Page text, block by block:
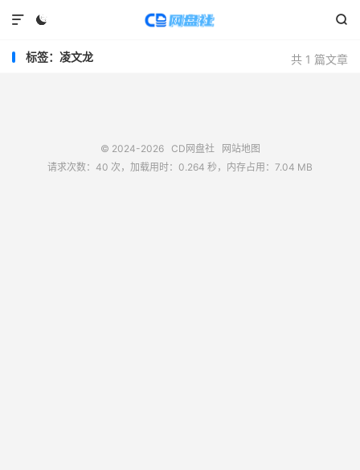
 

共 1 篇文章
标签：凌文龙
© 2024-2026 CD网盘社
网站地图
请求次数：40 次，加载用时：0.264 秒，内存占用：7.04 MB